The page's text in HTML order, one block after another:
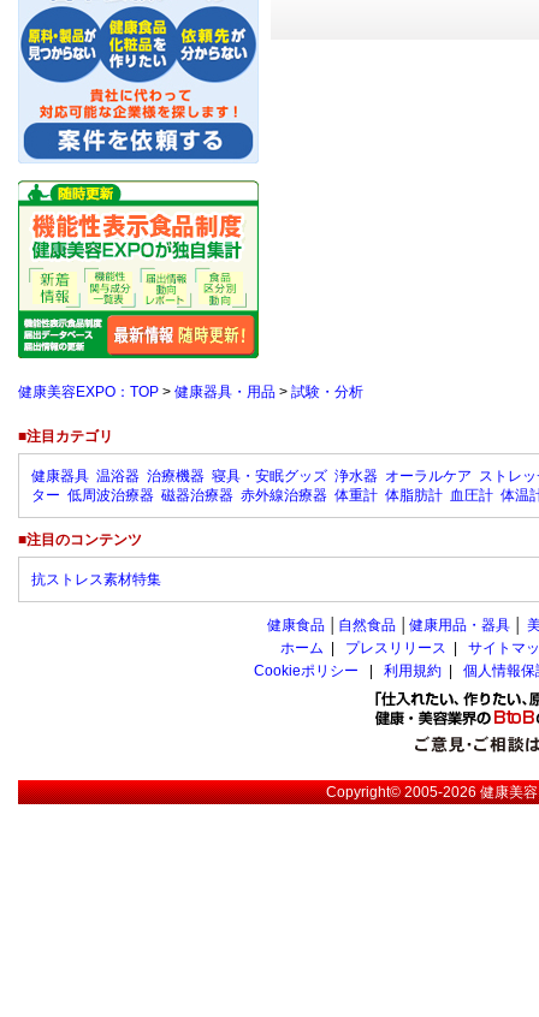
健康美容EXPO：TOP > 健康器具・用品 > 試験・分析
■注目カテゴリ
健康器具 温浴器 治療機器 寝具・安眠グッズ 浄水器 オーラルケア ストレ
ター 低周波治療器 磁器治療器 赤外線治療器 体重計 体脂肪計 血圧計 体温
■注目のコンテンツ
抗ストレス素材特集
健康食品 自然食品 健康用品・器具
ホーム
プレスリリース
サイトマ
Cookieポリシー
利用規約 個人情報
Copyright© 2005-2026健康美